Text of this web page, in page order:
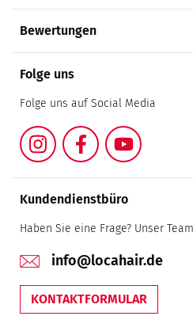
Folge uns
Folge uns auf Social Media
InstagramFacebookYouTube
Bewertungen
Kundendienstbüro
Haben Sie eine Frage? Unser
info@locahair.de
KONTAKTFORMULAR